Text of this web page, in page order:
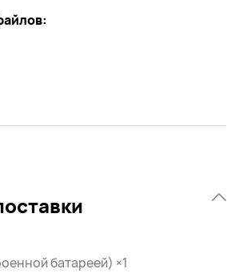
батареей) ×1